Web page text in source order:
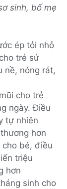
sinh, bố mẹ
ép tỏi nhỏ
trẻ sử
nề, nóng rát,
cho trẻ
ngày. Điều
tự nhiên
hơn
cho bé, điều
triệu
hơn
sinh cho